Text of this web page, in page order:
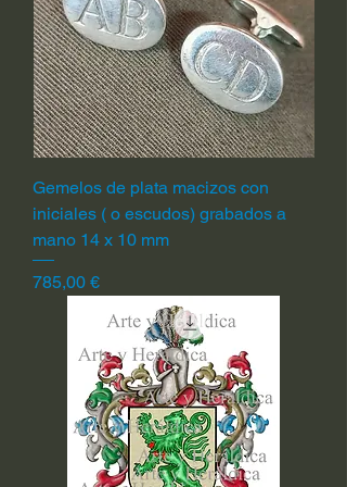
Gemelos de plata macizos con
iniciales ( o escudos) grabados a
mano 14 x 10 mm
Precio
785,00 €